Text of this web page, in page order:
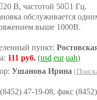
В, частотой 501 Гц.
обслуживается
выше 1000В.
пункт:
111 руб. (usd eur uah)
Ушанова Ирина
47-19-08, факс